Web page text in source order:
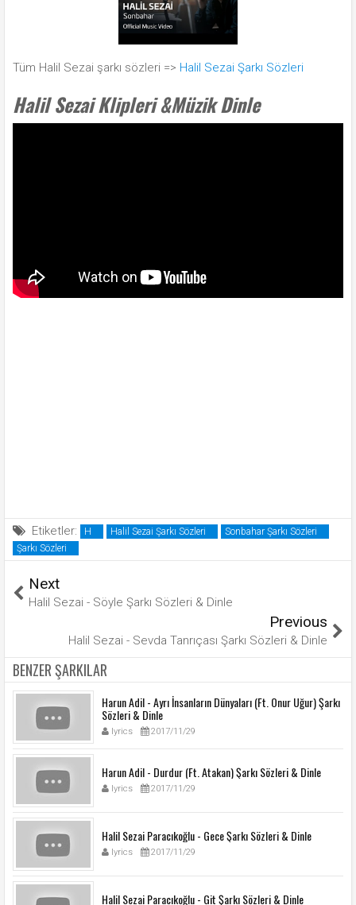
Tüm Halil Sezai şarkı sözleri => Halil Sezai Şarkı Sözleri
Halil Sezai Klipleri &Müzik Dinle
Etiketler: H Halil Sezai Şarkı Sözleri
Sonbahar Şarkı Sözleri
Şarkı Sözleri
Next
Halil Sezai - Söyle Şarkı Sözleri & Dinle
Previous
Halil Sezai - Sevda Tanrıçası Şarkı Sözleri & Dinle
BENZER ŞARKILAR
Harun Adil - Ayrı İnsanların Dünyaları (Ft. Onur Uğur) Şarkı
Sözleri & Dinle
lyrics 2017/11/29
Harun Adil - Durdur (Ft. Atakan) Şarkı Sözleri & Dinle
lyrics 2017/11/29
Halil Sezai Paracıkoğlu - Gece Şarkı Sözleri & Dinle
lyrics 2017/11/29
Halil Sezai Paracıkoğlu - Git Şarkı Sözleri & Dinle